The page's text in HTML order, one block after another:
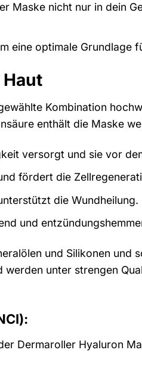
Maske nicht nur in dein
eine optimale Grundlage
Kombination
enthält die Maske
versorgt und sie vor
fördert die
die Wundheilung.
und
und Silikonen und
unter strengen
Dermaroller Hyaluron